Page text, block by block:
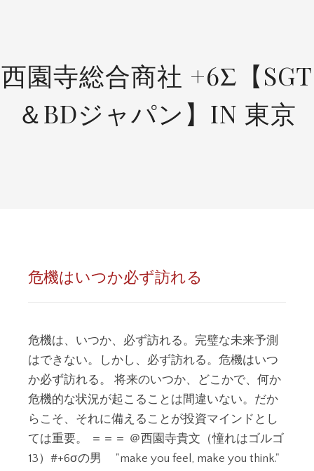
西園寺総合商社 +6Σ【SGT
＆BDジャパン】IN 東京
危機はいつか必ず訪れる
危機は、いつか、必ず訪れる。完璧な未来予測
はできない。しかし、必ず訪れる。危機はいつ
か必ず訪れる。 将来のいつか、どこかで、何か
危機的な状況が起こることは間違いない。だか
らこそ、それに備えることが投資マインドとし
ては重要。 ＝＝＝ ＠西園寺貴文（憧れはゴルゴ
13）#+6σの男 "make you feel, make you think."